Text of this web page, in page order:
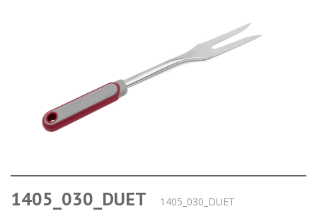
1405_030_DUET 1405_030_DUET